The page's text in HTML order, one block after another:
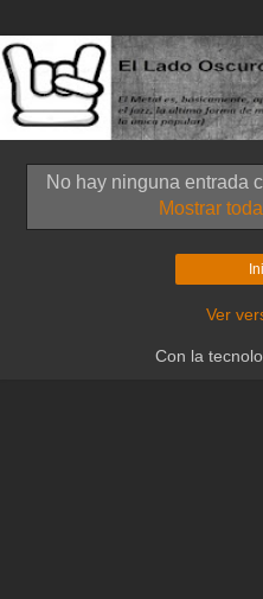
No hay ninguna entrada
Mostrar
Ver
Con la